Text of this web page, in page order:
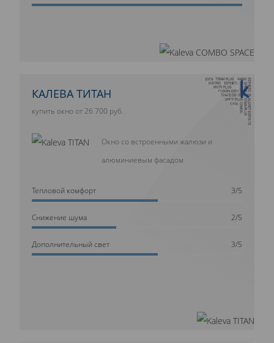
10 ЛЕТ ГАРАНТИИ
КАЛЕВА ТИТАН
купить окно от 26 700 руб.
Окно со встроенными жалюзи и
алюминиевым фасадом
Тепловой комфорт 3/5
Cнижение шума 2/5
Дополнительный свет 3/5